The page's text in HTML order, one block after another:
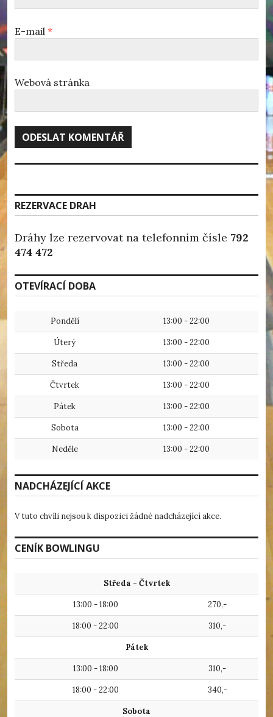
E-mail *
Webová stránka
REZERVACE DRAH
Dráhy lze rezervovat na telefonním čísle 792
474 472
OTEVÍRACÍ DOBA
Pondělí 13:00 - 22:00
Úterý 13:00 - 22:00
Středa 13:00 - 22:00
Čtvrtek 13:00 - 22:00
Pátek 13:00 - 22:00
Sobota 13:00 - 22:00
Neděle 13:00 - 22:00
NADCHÁZEJÍCÍ AKCE
V tuto chvíli nejsou k dispozici žádné nadcházející akce.
CENÍK BOWLINGU
Středa - Čtvrtek
13:00 - 18:00 270,-
18:00 - 22:00 310,-
Pátek
13:00 - 18:00 310,-
18:00 - 22:00 340,-
Sobota